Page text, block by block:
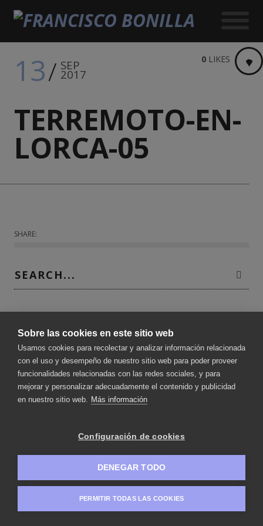
13 SEP
2017
TERREMOTO-EN-
LORCA-05
0 LIKES
SHARE:
Uncategorized
Sobre las cookies en este sitio web
Usamos cookies para recolectar y analizar información relacionada
con el uso y desempeño de nuestro sitio web para poder proveer
funcionalidades relacionadas con las redes sociales, y para
mejorar y personalizar adecuadamente el contenido y publicidad
en nuestro sitio web. Más información
Configuración de cookies
DENEGAR TODO
PERMITIR TODAS LAS COOKIES